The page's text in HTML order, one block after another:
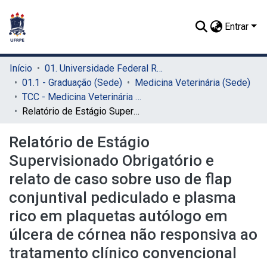
Entrar
Início
01. Universidade Federal Rural de Pernambuco - UFRPE (Sede)
01.1 - Graduação (Sede)
Medicina Veterinária (Sede)
TCC - Medicina Veterinária (Sede)
Relatório de Estágio Supervisionado Obrigatório e relato de caso sobre uso de flap conjuntival pediculado e plasma rico em plaquetas autólogo em úlcera de córnea não responsiva ao tratamento clínico convencional
Relatório de Estágio
Supervisionado Obrigatório e
relato de caso sobre uso de flap
conjuntival pediculado e plasma
rico em plaquetas autólogo em
úlcera de córnea não responsiva ao
tratamento clínico convencional